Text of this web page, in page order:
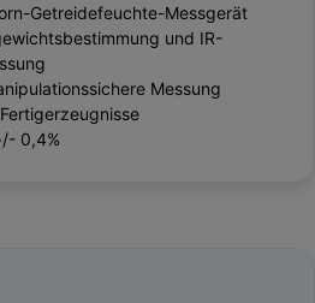
Getreidefeuchte-Messgerät
und IR-
Messung
0,4%